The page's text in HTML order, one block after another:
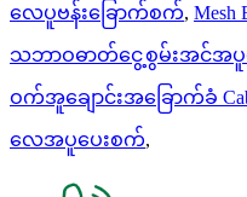
လေပူဗန်းခြောက်စက်,
သဘာဝဓာတ်ငွေ့စွမ်းအင်အပူ
ဝက်အူချောင်းအခြောက်ခံ
လေအပူပေးစက်,